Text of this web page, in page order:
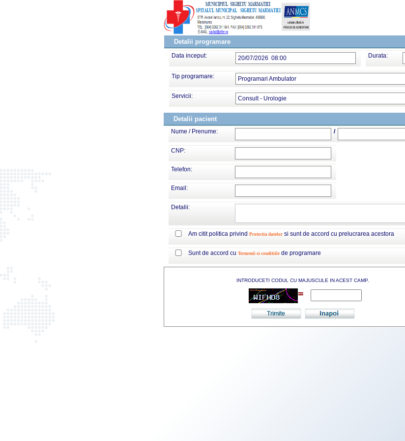
Detalii programare
Data inceput: 20/07/2026 08:00 Durata:
Tip programare: Programari Ambulator
Servicii: Consult - Urologie
Detalii pacient
Nume / Prenume: /
CNP:
Telefon:
Email:
Detalii:
Am citit politica privind Protectia datelor si sunt de accord cu prelucrarea acestora
Sunt de accord cu Termenii si conditiile de programare
INTRODUCETI CODUL CU MAJUSCULE IN ACEST CAMP.
=